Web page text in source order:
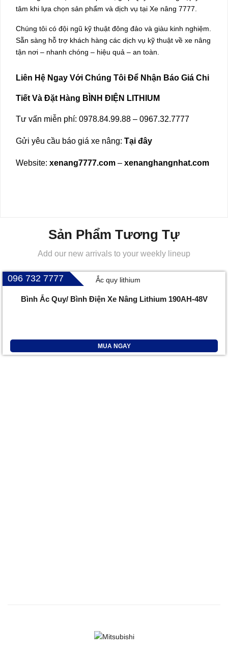
tâm khi lựa chọn sản phẩm và dịch vụ tại Xe nâng 7777.
Chúng tôi có đội ngũ kỹ thuật đông đảo và giàu kinh nghiệm.
Sẵn sàng hỗ trợ khách hàng các dịch vụ kỹ thuật về xe nâng
tận nơi – nhanh chóng – hiệu quả – an toàn.
Liên Hệ Ngay Với Chúng Tôi Để Nhận Báo Giá Chi
Tiết Và Đặt Hàng BÌNH ĐIỆN LITHIUM
Tư vấn miễn phí: 0978.84.99.88 – 0967.32.7777
Gửi yêu cầu báo giá xe nâng: Tại đây
Website: xenang7777.com – xenanghangnhat.com
Sản Phẩm Tương Tự
Add our new arrivals to your weekly lineup
096 732 7777
Bình Ắc Quy/ Bình Điện Xe Nâng Lithium 190AH-48V
MUA NGAY